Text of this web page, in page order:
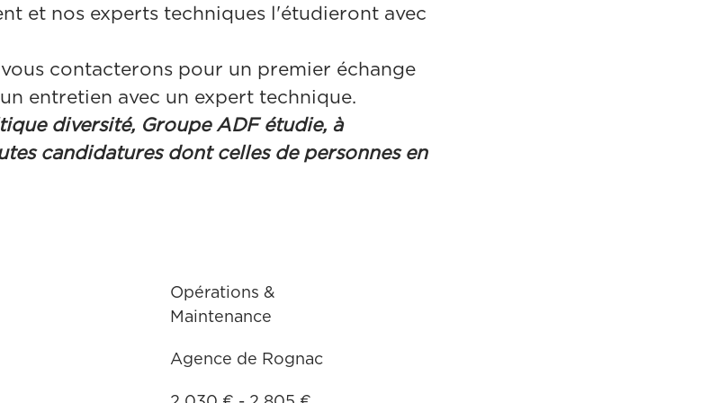
et nos experts techniques l'étudieront avec
contacterons pour un premier échange
entretien avec un expert technique.
diversité, Groupe ADF étudie, à
candidatures dont celles de personnes en
Opérations &
Maintenance
Agence de Rognac